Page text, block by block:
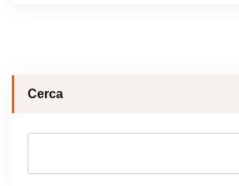
Cerca